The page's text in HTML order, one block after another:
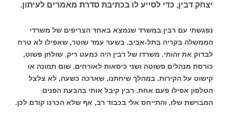
יצחק דבין, כדי לסייע לו בכתיבת סדרת מאמרים לעיתון.
נפגשתי עם רבין במשרד שנמצא באחד הצריפים של משרדי
הממשלה בקריה בתל-אביב. בשער עמד שוטר, שאפילו לא טרח
לבדוק את זהותי. משרדו של רבין היה כמעט ריק. שולחן פשוט,
כורסת מנהלים פשוטה ושני כיסאות לאורחים. שום תמונה או
קישוט על הקירות. במהלך שיחתנו, שארכה כשעה, לא צלצל
הטלפון אפילו פעם אחת. רבין קיבל אותי בהבעת הפנים
המבוישת שלו, והתייחס אלי בכבוד רב, אף שלא הכרנו קודם לכן.